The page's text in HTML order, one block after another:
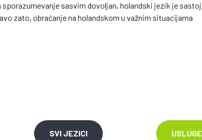
sasvim dovoljan, holandski jezik je
zato, obraćanje na holandskom u važnim situacijama
SVI JEZICI USLUGE